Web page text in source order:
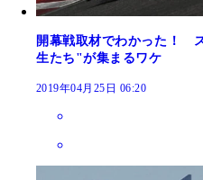
開幕戦取材でわかった！
生たち"が集まるワケ
2019年04月25日 06:20